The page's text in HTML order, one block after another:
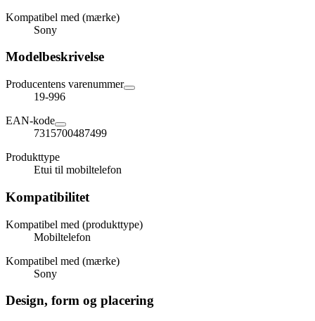
Kompatibel med (mærke)
Sony
Modelbeskrivelse
Producentens varenummer
19-996
EAN-kode
7315700487499
Produkttype
Etui til mobiltelefon
Kompatibilitet
Kompatibel med (produkttype)
Mobiltelefon
Kompatibel med (mærke)
Sony
Design, form og placering